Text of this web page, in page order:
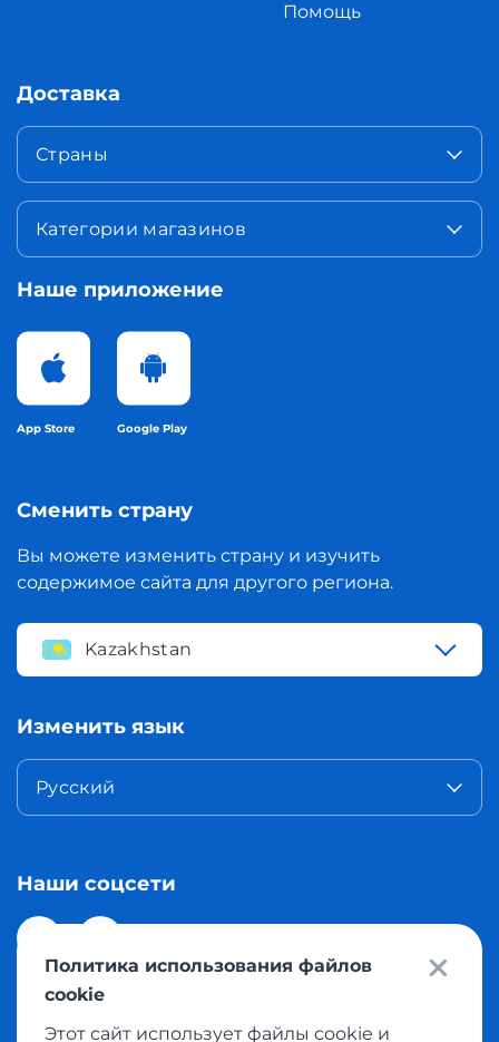
Помощь
Доставка
Страны
Категории магазинов
Наше приложение
App Store Google Play
Сменить страну
Вы можете изменить страну и изучить
содержимое сайта для другого региона.
Kazakhstan
Изменить язык
Русский
Наши соцсети
Политика использования файлов
cookie
Этот сайт использует файлы cookie и